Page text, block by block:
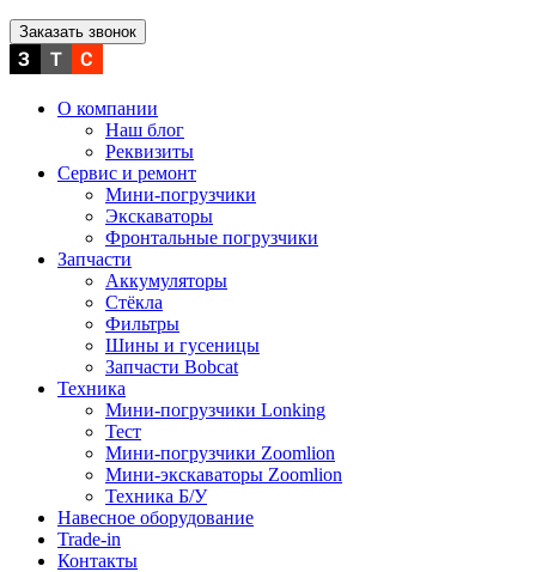
Заказать звонок
О компании
Наш блог
Реквизиты
Сервис и ремонт
Мини-погрузчики
Экскаваторы
Фронтальные погрузчики
Запчасти
Аккумуляторы
Стёкла
Фильтры
Шины и гусеницы
Запчасти Bobcat
Техника
Мини-погрузчики Lonking
Тест
Мини-погрузчики Zoomlion
Мини-экскаваторы Zoomlion
Техника Б/У
Навесное оборудование
Trade-in
Контакты